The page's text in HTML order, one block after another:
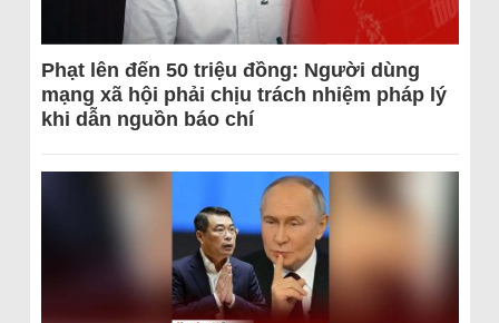
Phạt lên đến 50 triệu đồng: Người dùng
mạng xã hội phải chịu trách nhiệm pháp lý
khi dẫn nguồn báo chí